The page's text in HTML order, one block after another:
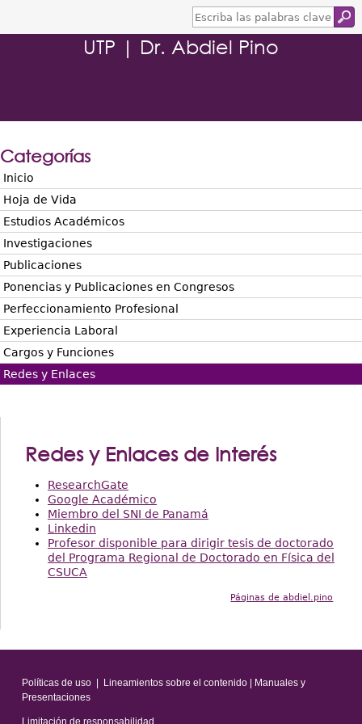
E
s
c
r
l
r
c
l
v
UTP | Dr. Abdiel Pino
Categorías
Inicio
Hoja de Vida
Estudios Académicos
Investigaciones
Publicaciones
Ponencias y Publicaciones en Congresos
Perfeccionamiento Profesional
Experiencia Laboral
Cargos y Funciones
Redes y Enlaces
Redes y Enlaces de Interés
ResearchGate
Google Académico
Miembro del SNI de Panamá
Linkedin
Profesor disponible para dirigir tesis de doctorado
del Programa Regional de Doctorado en Física del
CSUCA
Páginas de abdiel.pino
Políticas de uso| Lineamientos sobre el contenido|
Manuales y
Presentaciones
Limitación de responsabilidad